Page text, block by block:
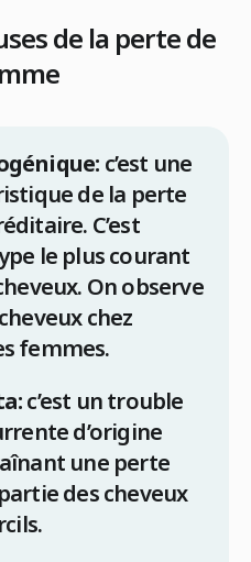
de la perte de
c’est une
de la perte
C’est
le plus courant
On observe
chez
femmes.
c’est un trouble
d’origine
une perte
des cheveux